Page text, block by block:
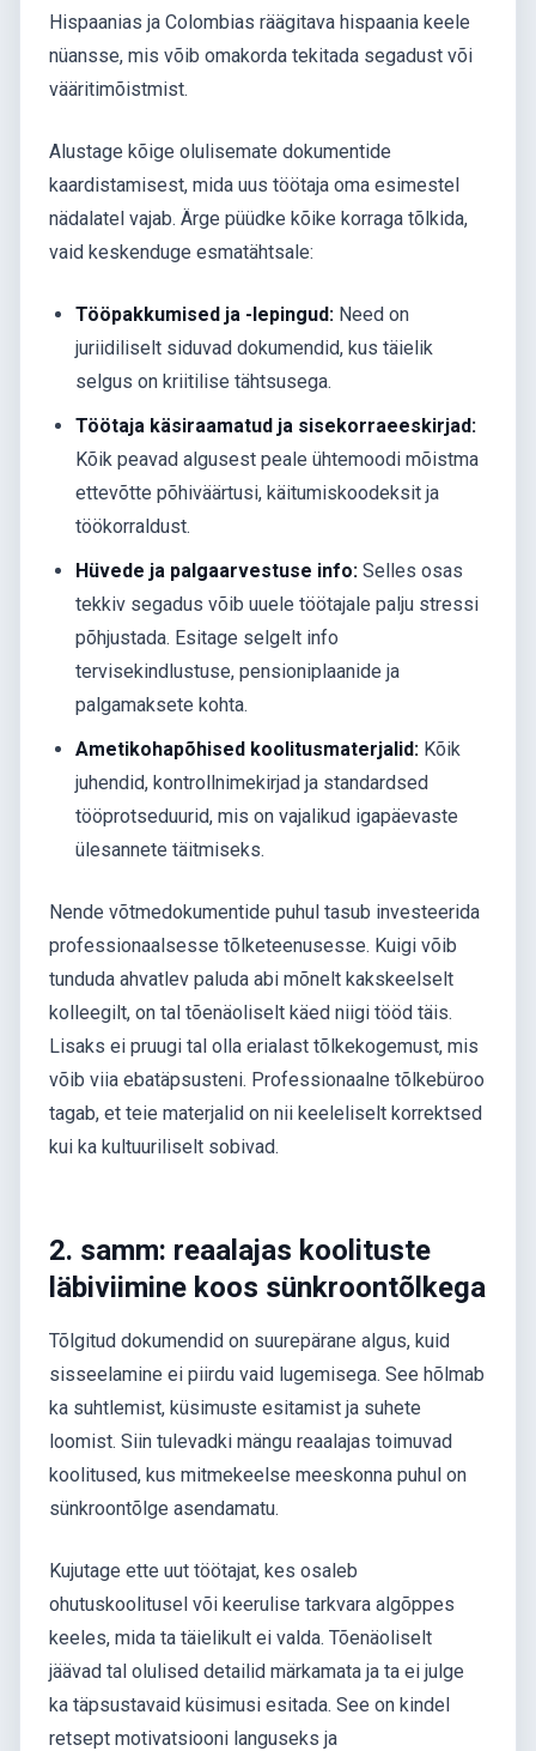
Hispaanias ja Colombias räägitava hispaania keele
nüansse, mis võib omakorda tekitada segadust või
vääritimõistmist.
Alustage kõige olulisemate dokumentide
kaardistamisest, mida uus töötaja oma esimestel
nädalatel vajab. Ärge püüdke kõike korraga tõlkida,
vaid keskenduge esmatähtsale:
Tööpakkumised ja -lepingud: Need on
juriidiliselt siduvad dokumendid, kus täielik
selgus on kriitilise tähtsusega.
Töötaja käsiraamatud ja sisekorraeeskirjad:
Kõik peavad algusest peale ühtemoodi mõistma
ettevõtte põhiväärtusi, käitumiskoodeksit ja
töökorraldust.
Hüvede ja palgaarvestuse info: Selles osas
tekkiv segadus võib uuele töötajale palju stressi
põhjustada. Esitage selgelt info
tervisekindlustuse, pensioniplaanide ja
palgamaksete kohta.
Ametikohapõhised koolitusmaterjalid: Kõik
juhendid, kontrollnimekirjad ja standardsed
tööprotseduurid, mis on vajalikud igapäevaste
ülesannete täitmiseks.
Nende võtmedokumentide puhul tasub investeerida
professionaalsesse tõlketeenusesse. Kuigi võib
tunduda ahvatlev paluda abi mõnelt kakskeelselt
kolleegilt, on tal tõenäoliselt käed niigi tööd täis.
Lisaks ei pruugi tal olla erialast tõlkekogemust, mis
võib viia ebatäpsusteni. Professionaalne tõlkebüroo
tagab, et teie materjalid on nii keeleliselt korrektsed
kui ka kultuuriliselt sobivad.
2. samm: reaalajas koolituste
läbiviimine koos sünkroontõlkega
Tõlgitud dokumendid on suurepärane algus, kuid
sisseelamine ei piirdu vaid lugemisega. See hõlmab
ka suhtlemist, küsimuste esitamist ja suhete
loomist. Siin tulevadki mängu reaalajas toimuvad
koolitused, kus mitmekeelse meeskonna puhul on
sünkroontõlge asendamatu.
Kujutage ette uut töötajat, kes osaleb
ohutuskoolitusel või keerulise tarkvara algõppes
keeles, mida ta täielikult ei valda. Tõenäoliselt
jäävad tal olulised detailid märkamata ja ta ei julge
ka täpsustavaid küsimusi esitada. See on kindel
retsept motivatsiooni languseks ja